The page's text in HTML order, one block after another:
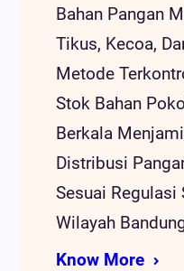
Bahan Pangan
Tikus, Kecoa,
Metode
Stok Bahan
Berkala
Distribusi
Sesuai Regulasi
Wilayah
Know More